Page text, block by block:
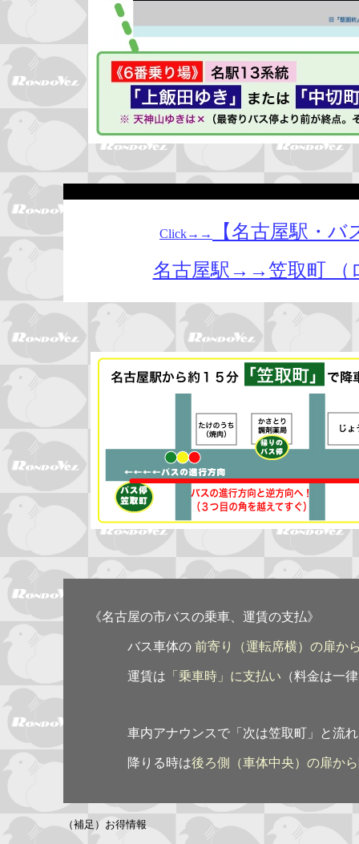
Click→→
【名古屋駅・バ
名古屋駅→→笠取町 （
《名古屋の市バスの乗車、運賃の支払》
バス車体の 前寄り（運転席横）の扉か
運賃は 「乗車時」に支払い （料金は一
車内アナウンスで「次は笠取町」と流れた
降りる時は後ろ側（車体中央）の扉か
（補足）お得情報